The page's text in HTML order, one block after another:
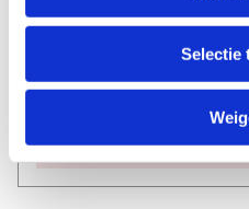
Selectie